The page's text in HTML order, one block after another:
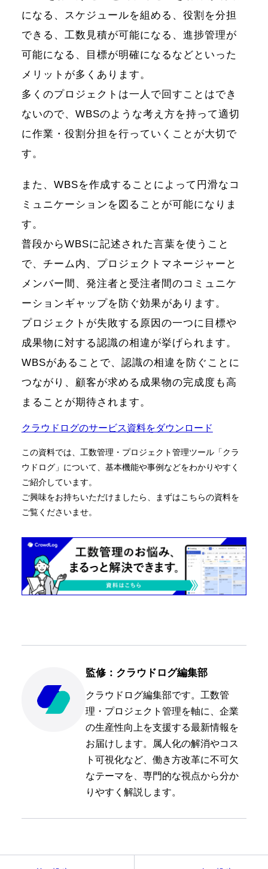
になる、スケジュールを組める、役割を分担
できる、工数見積が可能になる、進捗管理が
可能になる、目標が明確になるなどといった
メリットが多くあります。
多くのプロジェクトは一人で回すことはでき
ないので、WBSのような考え方を持って適切
に作業・役割分担を行っていくことが大切で
す。
また、WBSを作成することによって円滑なコ
ミュニケーションを図ることが可能になりま
す。
普段からWBSに記述された言葉を使うこと
で、チーム内、プロジェクトマネージャーと
メンバー間、発注者と受注者間のコミュニケ
ーションギャップを防ぐ効果があります。
プロジェクトが失敗する原因の一つに目標や
成果物に対する認識の相違が挙げられます。
WBSがあることで、認識の相違を防ぐことに
つながり、顧客が求める成果物の完成度も高
まることが期待されます。
クラウドログのサービス資料をダウンロード
この資料では、工数管理・プロジェクト管理ツール「クラ
ウドログ」について、基本機能や事例などをわかりやすく
ご紹介しています。
ご興味をお持ちいただけましたら、まずはこちらの資料を
ご覧くださいませ。
監修：クラウドログ編集部
クラウドログ編集部です。工数管
理・プロジェクト管理を軸に、企業
の生産性向上を支援する最新情報を
お届けします。属人化の解消やコス
ト可視化など、働き方改革に不可欠
なテーマを、専門的な視点から分か
りやすく解説します。